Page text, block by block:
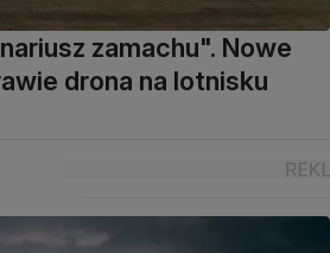
zamachu". Nowe
drona na lotnisku